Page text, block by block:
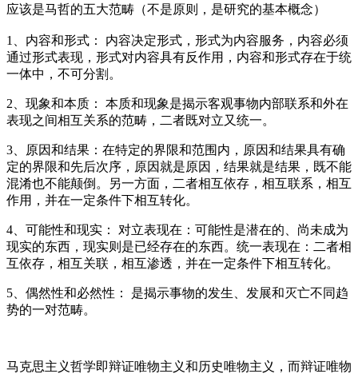
应该是马哲的五大范畴（不是原则，是研究的基本概念）
1、内容和形式： 内容决定形式，形式为内容服务，内容必须
通过形式表现，形式对内容具有反作用，内容和形式存在于统
一体中，不可分割。
2、现象和本质： 本质和现象是揭示客观事物内部联系和外在
表现之间相互关系的范畴，二者既对立又统一。
3、原因和结果：在特定的界限和范围内，原因和结果具有确
定的界限和先后次序，原因就是原因，结果就是结果，既不能
混淆也不能颠倒。另一方面，二者相互依存，相互联系，相互
作用，并在一定条件下相互转化。
4、可能性和现实： 对立表现在：可能性是潜在的、尚未成为
现实的东西，现实则是已经存在的东西。统一表现在：二者相
互依存，相互关联，相互渗透，并在一定条件下相互转化。
5、偶然性和必然性： 是揭示事物的发生、发展和灭亡不同趋
势的一对范畴。
马克思主义哲学即辩证唯物主义和历史唯物主义，而辩证唯物